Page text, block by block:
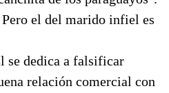
el del marido infiel es
se dedica a falsificar
relación comercial con